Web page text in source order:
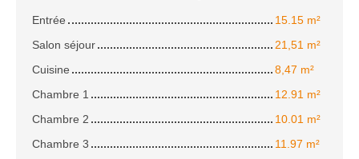
Entrée
15.15 m²
Salon séjour
21,51 m²
Cuisine
8,47 m²
Chambre 1
12.91 m²
Chambre 2
10.01 m²
Chambre 3
11.97 m²